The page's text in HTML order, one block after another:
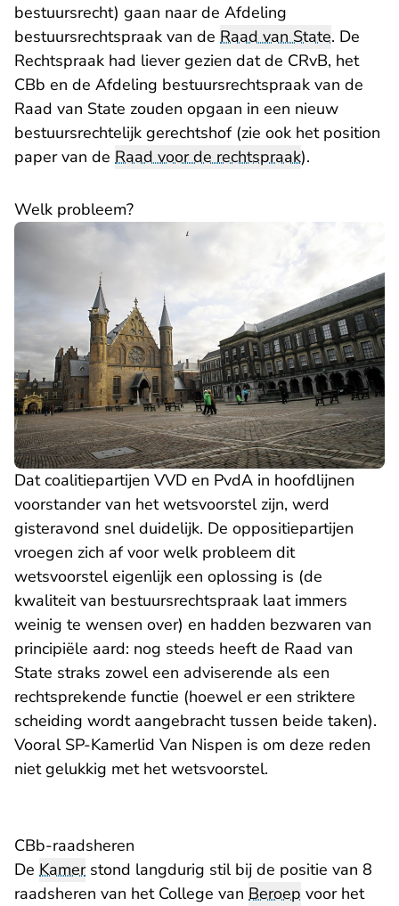
bestuursrecht) gaan naar de Afdeling
bestuursrechtspraak van de Raad van State. De
Rechtspraak had liever gezien dat de CRvB, het
CBb en de Afdeling bestuursrechtspraak van de
Raad van State zouden opgaan in een nieuw
bestuursrechtelijk gerechtshof (zie ook het position
papervan de Raad voor de rechtspraak).
Welk probleem?
Dat coalitiepartijen VVD en PvdA in hoofdlijnen
voorstander van het wetsvoorstel zijn, werd
gisteravond snel duidelijk. De oppositiepartijen
vroegen zich af voor welk probleem dit
wetsvoorstel eigenlijk een oplossing is (de
kwaliteit van bestuursrechtspraak laat immers
weinig te wensen over) en hadden bezwaren van
principiële aard: nog steeds heeft de Raad van
State straks zowel een adviserende als een
rechtsprekende functie (hoewel er een striktere
scheiding wordt aangebracht tussen beide taken).
Vooral SP-Kamerlid Van Nispen is om deze reden
niet gelukkig met het wetsvoorstel.
CBb-raadsheren
De Kamerstond langdurig stil bij de positie van 8
raadsheren van het College van Beroep voor het